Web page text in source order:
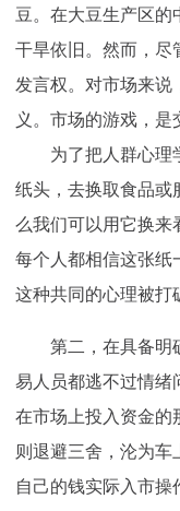
豆。在大豆生产区的
干旱依旧。然而，尽
发言权。对市场来说
义。市场的游戏，是
为了把人群心理学
纸头，去换取食品或
么我们可以用它换来
每个人都相信这张纸
这种共同的心理被打
第二，在具备明确
易人员都逃不过情绪
在市场上投入资金的
则退避三舍，沦为
自己的钱实际入市